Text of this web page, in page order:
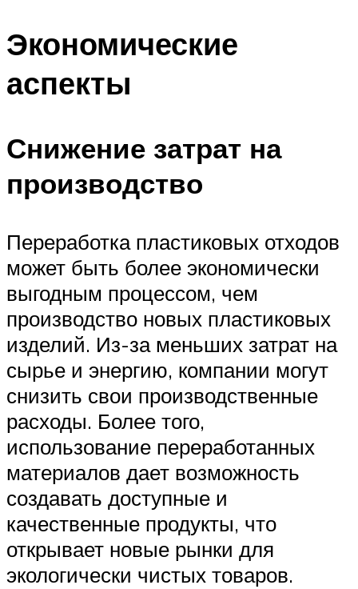
Экономические
аспекты
Снижение затрат на
производство
Переработка пластиковых отходов
может быть более экономически
выгодным процессом, чем
производство новых пластиковых
изделий. Из-за меньших затрат на
сырье и энергию, компании могут
снизить свои производственные
расходы. Более того,
использование переработанных
материалов дает возможность
создавать доступные и
качественные продукты, что
открывает новые рынки для
экологически чистых товаров.